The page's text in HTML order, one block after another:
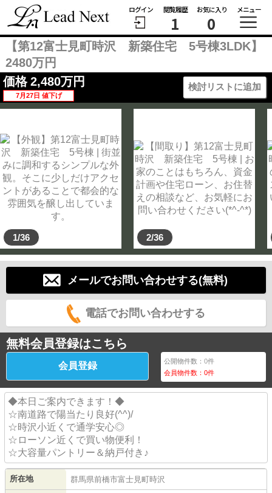
ログイン 閲覧履歴
1
お気に入り
0
メニュー
【第12富士見町時沢 新築住宅 5号棟3LDK】
2480万円
価格 2,480万円
7月27日 値下げ
検討リストに追加
1/36 2/36
メールでお問い合わせする(無料)
電話でお問い合わせする
無料会員登録はこちら
会員登録 公開物件数：0件
会員物件数：0件
◆本日ご案内できます！◆
☆南道路で陽当たり良好(^^)/
☆時沢小近くで通学安心◎
☆ローソン近くで買い物便利！
☆大容量パントリー＆納戸付き♪
所在地 群馬県前橋市富士見町時沢